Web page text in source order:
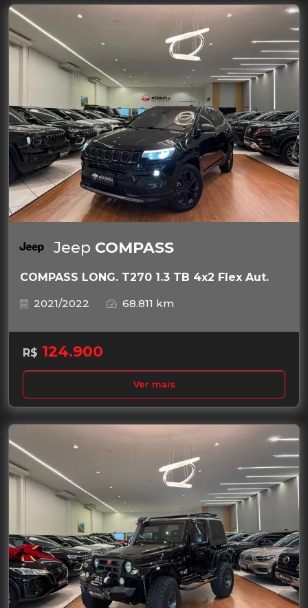
Jeep COMPASS
COMPASS LONG. T270 1.3 TB 4x2 Flex Aut.
2021/2022
68.811 km
R$ 124.900
Ver mais